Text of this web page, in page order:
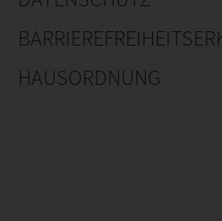
HAUSORDNUNG